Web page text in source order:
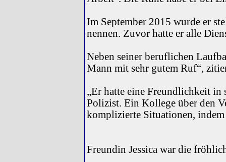
Im September 2015 wurde er
nennen. Zuvor hatte er alle
Neben seiner beruflichen
Mann mit sehr gutem Ruf“,
„Er hatte eine Freundlichkeit in
Polizist. Ein Kollege über den
komplizierte Situationen, indem
Freundin Jessica war die